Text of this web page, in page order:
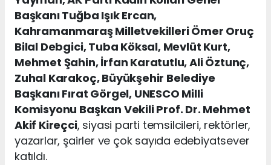
Başkanı Tuğba Işık Ercan,
Kahramanmaraş Milletvekilleri Ömer Oruç
Bilal Debgici, Tuba Köksal, Mevlüt Kurt,
Mehmet Şahin, İrfan Karatutlu, Ali Öztunç,
Zuhal Karakoç, Büyükşehir Belediye
Başkanı Fırat Görgel, UNESCO Milli
Komisyonu Başkan Vekili Prof. Dr. Mehmet
Akif Kireçci, siyasi parti temsilcileri, rektörler,
yazarlar, şairler ve çok sayıda edebiyatsever
katıldı.